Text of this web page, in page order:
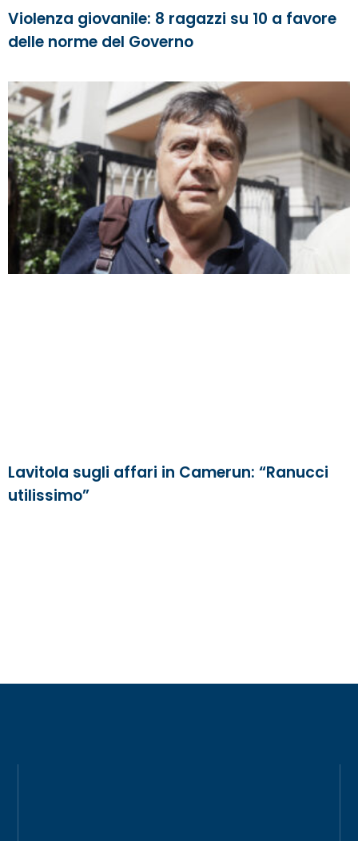
Violenza giovanile: 8 ragazzi su 10 a favore
delle norme del Governo
Lavitola sugli affari in Camerun: “Ranucci
utilissimo”